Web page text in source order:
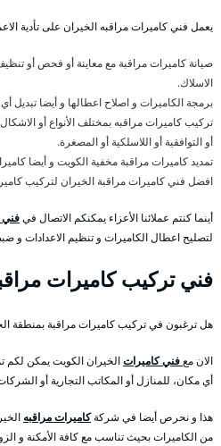
يعمل فني كاميرات مراقبه الخيران على تأدية
صيانة كاميرات مراقبة مع معاينة أو فحص أو
الاسلاك.
برمجة الكاميرات و اصلاح اعطالها و أيضا تبديل
تركيب كاميرات مراقبه بمختلف الأنواع أو
أو التوافقية أو اللاسلكية أو المصغرة.
تمديد كاميرات مراقبة مخفية الكويت و أيضا
افضل فني كاميرات مراقبة الخيران لتركيب
أينما كنتم عملائنا الأعزاء يمكنكم الاتصال فيفني
لتصليح اعطال الكاميرات و تنظيم الاعدادات و
فني تركيب كاميرات
هل ترغبون في تركيب كاميرات مراقبة بمنطقة
الان معفني كاميراتالخيران الكويت يمكن لكم
أي مكان، للمنازل أو المكاتب التجارية أو
هذا و نحرص أيضا في شركةكاميرات مراقبه
من الكاميرات بحيث تناسب مع كافة الأمكنة و